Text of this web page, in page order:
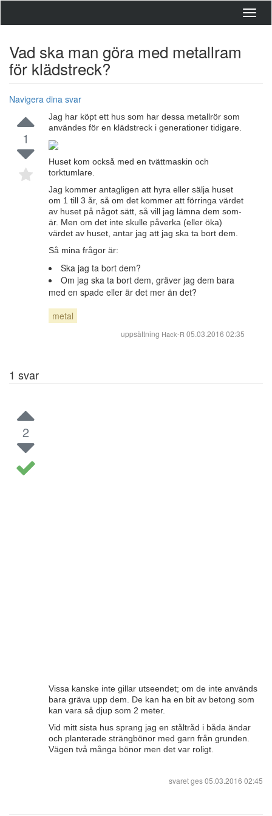
Vad ska man göra med metallram
för klädstreck?
Navigera dina svar
1
Jag har köpt ett hus som har dessa metallrör som
användes för en klädstreck i generationer tidigare.
Huset kom också med en tvättmaskin och
torktumlare.
Jag kommer antagligen att hyra eller sälja huset
om 1 till 3 år, så om det kommer att förringa värdet
av huset på något sätt, så vill jag lämna dem som-
är. Men om det inte skulle påverka (eller öka)
värdet av huset, antar jag att jag ska ta bort dem.
Så mina frågor är:
Ska jag ta bort dem?
Om jag ska ta bort dem, gräver jag dem bara
med en spade eller är det mer än det?
metal
uppsättning Hack-R05.03.2016 02:35
1 svar
2
Vissa kanske inte gillar utseendet; om de inte används
bara gräva upp dem. De kan ha en bit av betong som
kan vara så djup som 2 meter.
Vid mitt sista hus sprang jag en ståltråd i båda ändar
och planterade strängbönor med garn från grunden.
Vägen två många bönor men det var roligt.
svaret ges05.03.2016 02:45